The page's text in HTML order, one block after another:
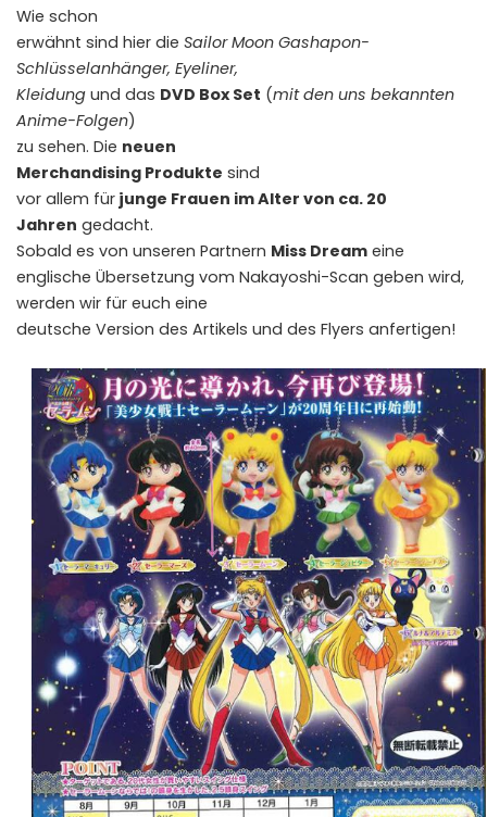
Wie schon
erwähnt sind hier die Sailor Moon Gashapon-
Schlüsselanhänger, Eyeliner,
Kleidung und das DVD Box Set (mit den uns bekannten
Anime-Folgen)
zu sehen. Die neuen
Merchandising Produkte sind
vor allem für junge Frauen im Alter von ca. 20
Jahren gedacht.
Sobald es von unseren Partnern Miss Dream eine
englische Übersetzung vom Nakayoshi-Scan geben wird,
werden wir für euch eine
deutsche Version des Artikels und des Flyers anfertigen!